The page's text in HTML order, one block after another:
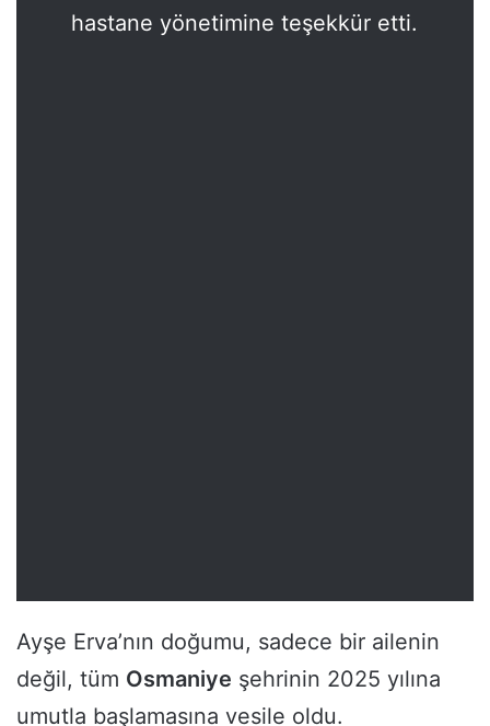
hastane yönetimine teşekkür etti.
Ayşe Erva’nın doğumu, sadece bir ailenin
değil, tüm Osmaniye şehrinin 2025 yılına
umutla başlamasına vesile oldu.